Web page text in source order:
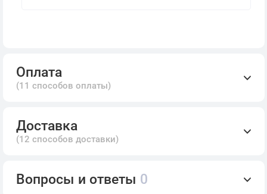
Оплата
(11 способов оплаты)
Доставка
(12 способов доставки)
Вопросы и ответы 0